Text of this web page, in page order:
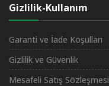
Gizlilik-Kullanım
Garanti ve İade Koşulları
Gizlilik ve Güvenlik
Mesafeli Satış Sözleşmesi